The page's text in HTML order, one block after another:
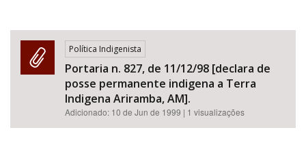
Política Indigenista
Portaria n. 827, de 11/12/98 [declara de
posse permanente indigena a Terra
Indigena Ariramba, AM].
Adicionado: 10 de Jun de 1999 | 1 visualizações